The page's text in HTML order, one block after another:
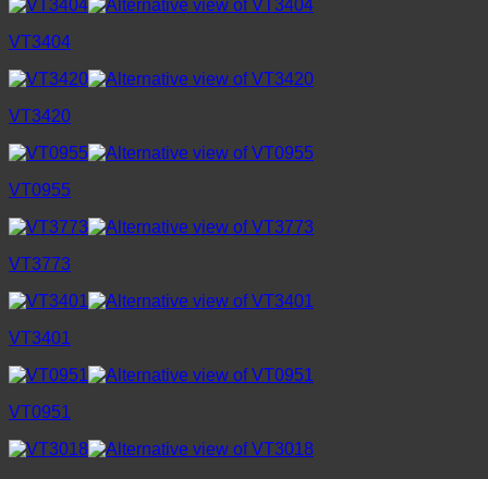
VT3404
VT3420
VT0955
VT3773
VT3401
VT0951